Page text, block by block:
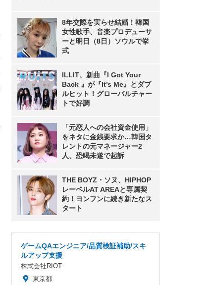
8年交際を実らせ結婚！韓国
女性歌手、音楽プロデューサ
ーと明日（8日）ソウルで挙
式
ILLIT、新曲『I Got Your
Back 』が『It’s Me』とダブ
ルヒット！グローバルチャー
トで好調
「元恋人への会社資金使用」
をネタに金銭要求か…韓国タ
レントの元マネージャー2
人、恐喝未遂で起訴
THE BOYZ・ソヌ、HIPHOP
レーベルAT AREAと専属契
約！ヨンフンに続き新たなス
タート
ゲームQAエンジニア/品質検証補助/スキ
ルアップ支援
株式会社RIOT
東京都